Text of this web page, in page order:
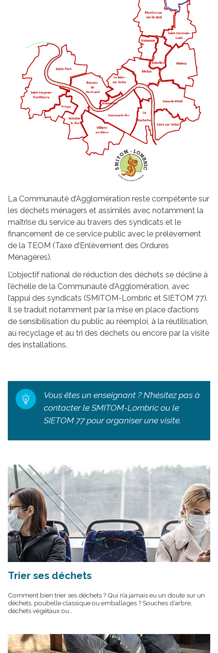
La Communauté d’Agglomération reste compétente sur
les déchets ménagers et assimilés avec notamment la
maîtrise du service au travers des syndicats et le
financement de ce service public avec le prélèvement
de la TEOM (Taxe d’Enlèvement des Ordures
Ménagères).
L’objectif national de réduction des déchets se décline à
l’échelle de la Communauté d’Agglomération, avec
l’appui des syndicats (SMITOM-Lombric et SIETOM 77).
Il se traduit notamment par la mise en place d’actions
de sensibilisation du public au réemploi, à la réutilisation,
au recyclage et au tri des déchets ou encore par la visite
des installations.
Vous êtes un enseignant ? N’hésitez pas à
contacter le SMITOM-Lombric ou le
SIETOM 77 pour organiser une visite.
Trier ses déchets
Comment bien trier ses déchets ? Qui n’a jamais eu un doute sur un
déchets, poubelle classique ou emballages ? Souches d’arbre,
déchets végétaux ou…